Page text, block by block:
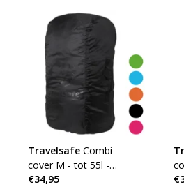
Travelsafe Combi
cover M - tot 55l -
backpack flightbag &
€34,95
cover